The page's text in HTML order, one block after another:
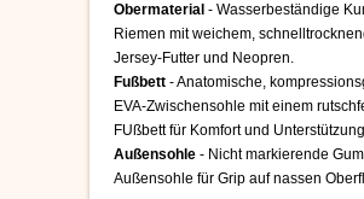
Obermaterial - Wasserbeständige
Riemen mit weichem,
Jersey-Futter und Neopren.
Fußbett - Anatomische,
EVA-Zwischensohle mit einem
FUßbett für Komfort und
Außensohle - Nicht markierende
Außensohle für Grip auf nassen